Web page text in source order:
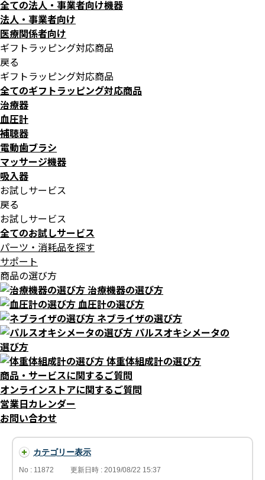
全ての法人・事業者向け機器
法人・事業者向け
医療関係者向け
ギフトラッピング対応商品
戻る
ギフトラッピング対応商品
全てのギフトラッピング対応商品
治療器
血圧計
補聴器
電動歯ブラシ
マッサージ機器
吸入器
お試しサービス
戻る
お試しサービス
全てのお試しサービス
パーツ・消耗品を探す
サポート
商品の選び方
治療機器の選び方
血圧計の選び方
ネブライザの選び方
パルスオキシメータの
選び方
体重体組成計の選び方
商品・サービスに関するご質問
オンラインストアに関するご質問
営業日カレンダー
お問い合わせ
カテゴリー表示
No : 11872 更新日時 : 2019/08/22 15:37